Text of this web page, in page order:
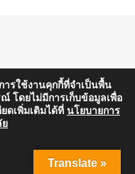
Translate »
ารใช้งานคุกกี้ที่จำเป็นพื้น
โดยไม่มีการเก็บข้อมูลเพื่อ
ดเพิ่มเติมได้ที่ นโยบายการ